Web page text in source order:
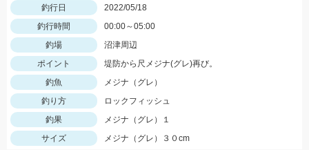
釣行日
2022/05/18
釣行時間
00:00～05:00
釣場
沼津周辺
ポイント
堤防から尺メジナ(グレ)再び。
釣魚
メジナ（グレ）
釣り方
ロックフィッシュ
釣果
メジナ（グレ）１
サイズ
メジナ（グレ）３０cm